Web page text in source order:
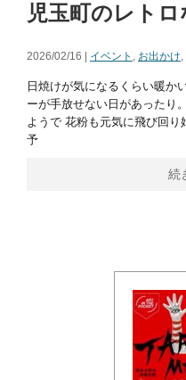
児玉町のレト
2026/02/16 | イベント , お出かけ,
日焼けが気になるくらい暖か
ーが手放せない日があったり
ようで 花粉も元気に飛び回
予
続